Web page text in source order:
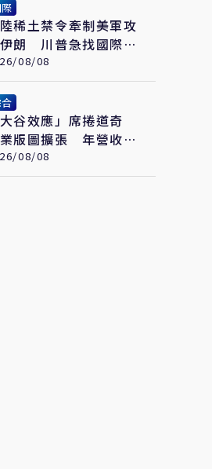
稀土禁令牽制美軍攻
朗 川普急找國際礦
頭開會反制
08/08
大谷效應」席捲道奇
版圖擴張 年營收衝
億元 只是起點
08/08